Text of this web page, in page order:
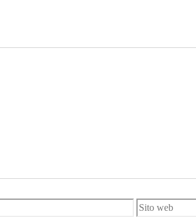
Sito